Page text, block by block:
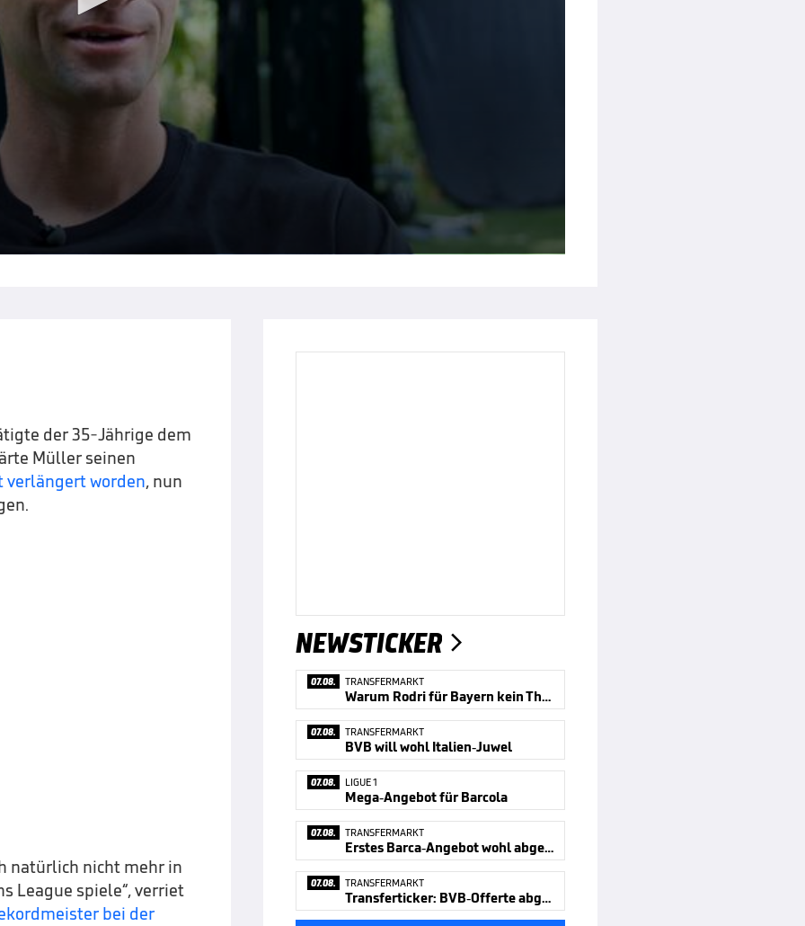
der 35-Jährige dem
Müller seinen
verlängert worden, nun
natürlich nicht mehr in
League spiele“, verriet
bei der
NEWSTICKER 
07.08. TRANSFERMARKT
Warum Rodri für Bayern kein Thema ist
07.08. TRANSFERMARKT
BVB will wohl Italien-Juwel
07.08. LIGUE 1
Mega-Angebot für Barcola
07.08. TRANSFERMARKT
Erstes Barca-Angebot wohl abgelehnt
07.08. TRANSFERMARKT
Transferticker: BVB-Offerte abgelehnt?